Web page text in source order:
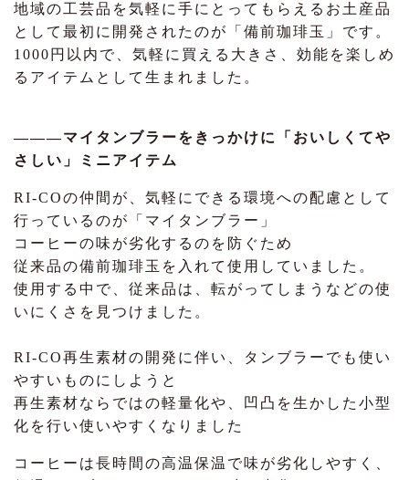
地域の工芸品を気軽に手にとってもらえるお土産品
として最初に開発されたのが「備前珈琲玉」です。
1000円以内で、気軽に買える大きさ、効能を楽しめ
るアイテムとして生まれました。
―――マイタンブラーをきっかけに「おいしくてや
さしい」ミニアイテム
RI-COの仲間が、気軽にできる環境への配慮として
行っているのが「マイタンブラー」
コーヒーの味が劣化するのを防ぐため
従来品の備前珈琲玉を入れて使用していました。
使用する中で、従来品は、転がってしまうなどの使
いにくさを見つけました。
RI-CO再生素材の開発に伴い、タンブラーでも使い
やすいものにしようと
再生素材ならではの軽量化や、凹凸を生かした小型
化を行い使いやすくなりました
コーヒーは長時間の高温保温で味が劣化しやすく、